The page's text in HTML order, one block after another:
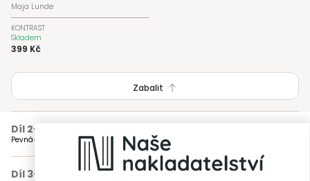
Maja Lunde
KONTRAST
Skladem
399 Kč
Zabalit
Díl 2—
Pevná Není skladem
Díl 3— Kůň Převalského(nedostupné)